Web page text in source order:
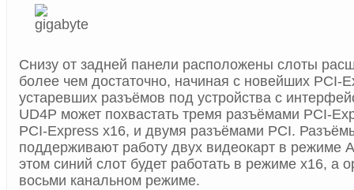
Снизу от задней панели расположены слоты
более чем достаточно, начиная с новейших PCI-
устаревших разъёмов под устройства с
UD4P может похвастать тремя разъёмами PCI-
PCI-Express x16, и двумя разъёмами PCI.
поддерживают работу двух видеокарт в режиме
этом синий слот будет работать в режиме x16, а
восьми канальном режиме.